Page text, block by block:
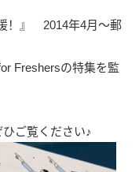
！』 2014年4月～郵
Freshersの特集を監
ご覧ください♪